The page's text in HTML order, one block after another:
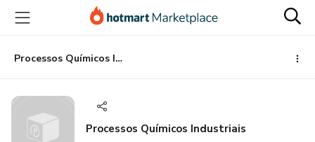
para
conteúdo
principal
para
pagamento
para
rodapé
Processos Químicos Industriais
Processos Químicos Industriais